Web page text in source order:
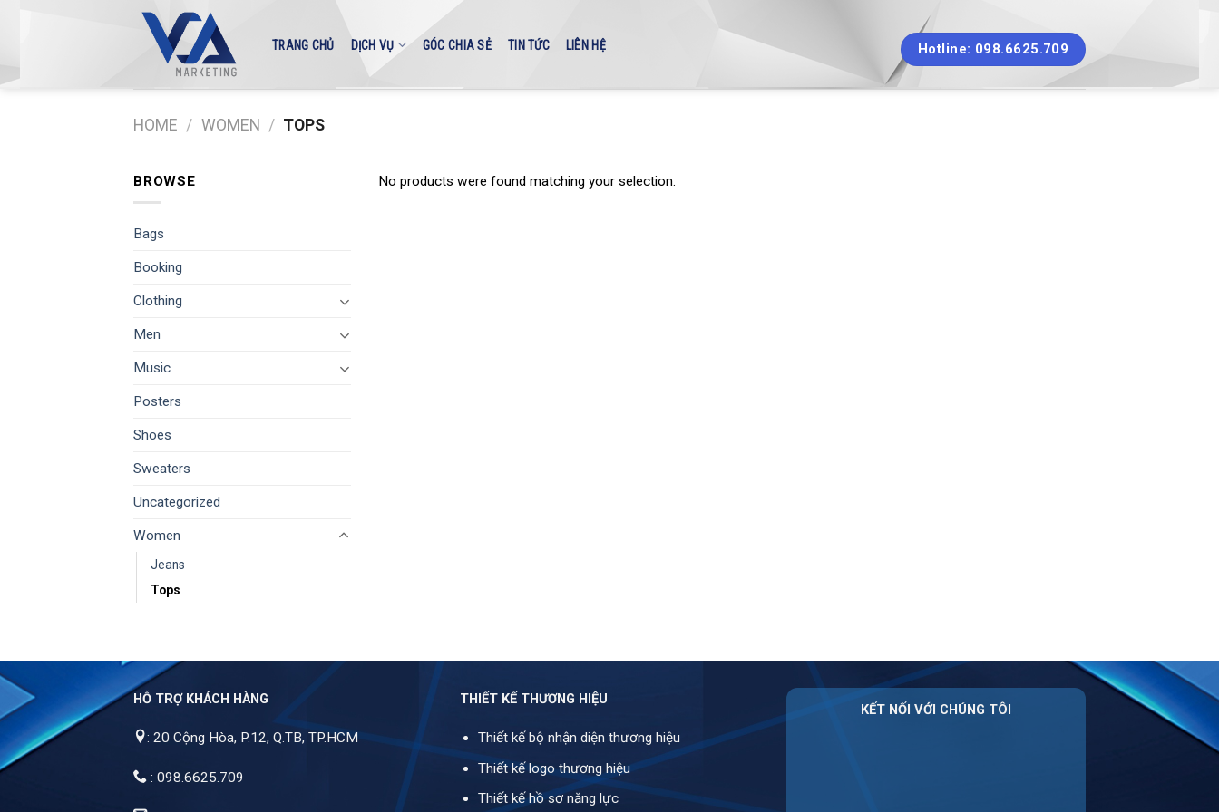
TRANG CHỦ DỊCH VỤ GÓC CHIA SẺ TIN TỨC LIÊN HỆ Hotline: 098.6625.709
HOME / WOMEN / TOPS
BROWSE
Bags
Booking
Clothing
Men
Music
Posters
Shoes
Sweaters
Uncategorized
Women
Jeans
Tops
No products were found matching your selection.
HỖ TRỢ KHÁCH HÀNG
: 20 Cộng Hòa, P.12, Q.TB, TP.HCM
: 098.6625.709
THIẾT KẾ THƯƠNG HIỆU
Thiết kế bộ nhận diện thương hiệu
Thiết kế logo thương hiệu
Thiết kế hồ sơ năng lực
KẾT NỐI VỚI CHÚNG TÔI